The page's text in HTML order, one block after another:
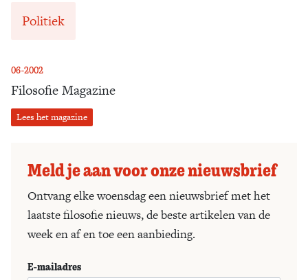
06-2002
Filosofie Magazine
Lees het magazine
Politiek
Meld je aan voor onze nieuwsbrief
Ontvang elke woensdag een nieuwsbrief met het
laatste filosofie nieuws, de beste artikelen van de
week en af en toe een aanbieding.
E-mailadres